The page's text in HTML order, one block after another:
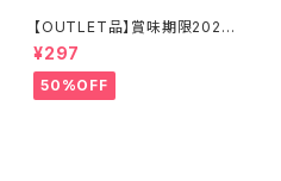
【OUTLET品】賞味期限2026
年10月22日【犬用おやつ】やわ
ふる クコの実エキスをスプレ
ーしたリンゴ＆キウイスライスカ
ット 10g
¥297
50%OFF